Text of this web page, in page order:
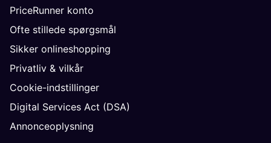
PriceRunner konto
Ofte stillede spørgsmål
Sikker onlineshopping
Privatliv & vilkår
Cookie-indstillinger
Digital Services Act (DSA)
Annonceoplysning